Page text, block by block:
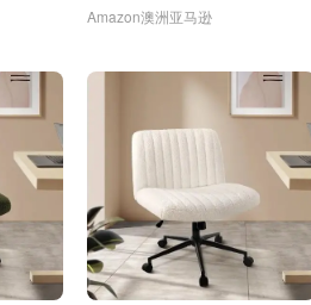
Amazon澳洲亚马逊